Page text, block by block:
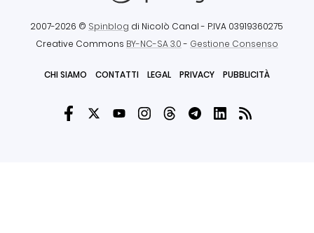
2007-2026 © Spinblog di Nicolò Canal - P.IVA 03919360275
Creative Commons BY-NC-SA 3.0- Gestione Consenso
CHI SIAMO CONTATTI LEGAL PRIVACY PUBBLICITÀ